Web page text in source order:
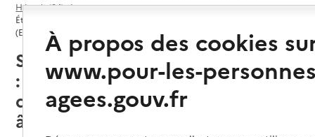
Hérault (34)
Établissement d'hébergement pour personnes âgées dépendantes
(EHPAD)
Saint-André-de-Sangonis (34725)
: liste des établissements
d'hébergement pour personnes
âgées dépendantes (EHPAD)
À propos des cookies
www.pour-les-
agees.gouv.fr